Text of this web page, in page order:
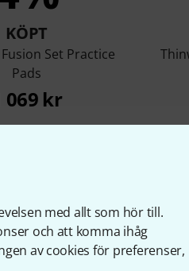
med allt som hör till.
och att komma ihåg
av cookies för preferenser,
KÖPT
Set Practice
Pads
069 kr